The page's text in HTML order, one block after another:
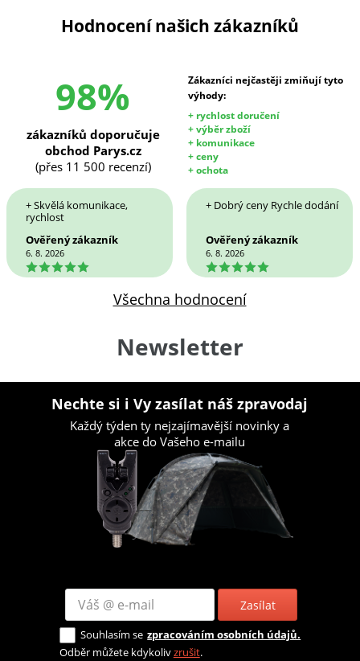
Hodnocení našich zákazníků
98%
Zákazníci nejčastěji zmiňují tyto
výhody:
+ rychlost doručení
+ výběr zboží
+ komunikace
+ ceny
+ ochota
zákazníků doporučuje
obchod Parys.cz
(přes 11 500 recenzí)
+ Skvělá komunikace,
rychlost
Ověřený zákazník
6. 8. 2026
5
+ Dobrý ceny Rychle dodání
Ověřený zákazník
6. 8. 2026
5
Všechna hodnocení
Newsletter
Nechte si i Vy zasílat náš zpravodaj
Každý týden ty nejzajímavější novinky a
akce do Vašeho e-mailu
Zasílat
Souhlasím se zpracováním osobních údajů.
Odběr můžete kdykolivzrušit.